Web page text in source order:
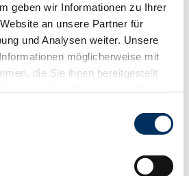
geben wir Informationen zu Ihrer
an unsere Partner für
und Analysen weiter. Unsere
möglicherweise mit
die Sie ihnen bereitgestellt
Webseite weiterhin nutzen.
142
132
123
111
113
107